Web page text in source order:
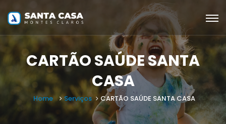
CARTÃO SAÚDE SANTA
CASA
Home Serviços CARTÃO SAÚDE SANTA CASA